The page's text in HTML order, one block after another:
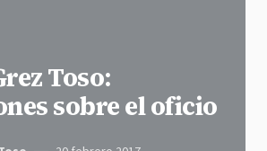
Toso:
sobre el oficio